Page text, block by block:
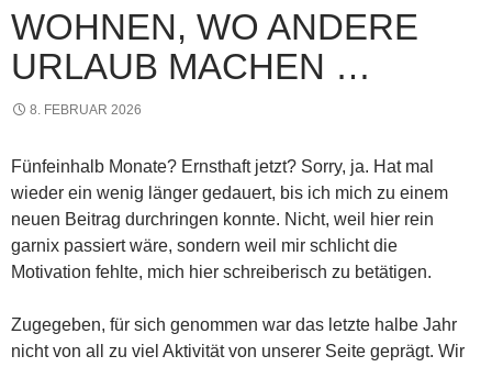
WOHNEN, WO ANDERE
URLAUB MACHEN …
8. FEBRUAR 2026
Fünfeinhalb Monate? Ernsthaft jetzt? Sorry, ja. Hat mal
wieder ein wenig länger gedauert, bis ich mich zu einem
neuen Beitrag durchringen konnte. Nicht, weil hier rein
garnix passiert wäre, sondern weil mir schlicht die
Motivation fehlte, mich hier schreiberisch zu betätigen.
Zugegeben, für sich genommen war das letzte halbe Jahr
nicht von all zu viel Aktivität von unserer Seite geprägt. Wir